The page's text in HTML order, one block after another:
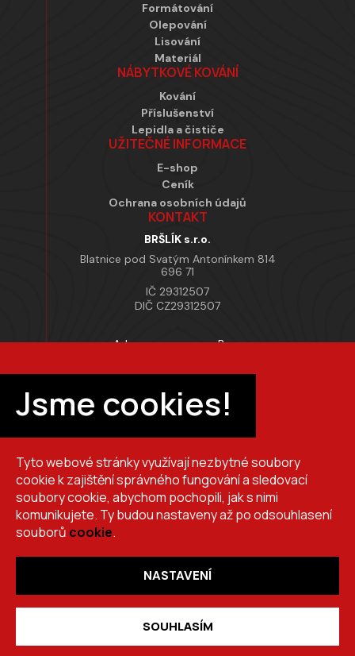
Jsme cookies!
Tyto webové stránky využívají nezbytné soubory
cookie k zajištění správného fungování a sledovací
soubory cookie, abychom pochopili, jak s nimi
komunikujete. Ty budou nastaveny až po odsouhlasení
souborů cookie.
NASTAVENÍ
SOUHLASÍM
Formátování
Olepování
Lisování
Materiál
NÁBYTKOVÉ KOVÁNÍ
Kování
Příslušenství
Lepidla a čističe
UŽITEČNÉ INFORMACE
E-shop
Ceník
Ochrana osobních údajů
KONTAKT
BRŠLÍK s.r.o.
Blatnice pod Svatým Antonínkem 814
696 71
IČ 29312507
DIČ CZ29312507
Adresa provozovny Brno
Pracovní doba
Po–Pá 7:00 – 15:30
+420 725 510 044
obchod@brslik.cz
BRŠLÍK, s.r.o.. Všechna práva vyhrazena.